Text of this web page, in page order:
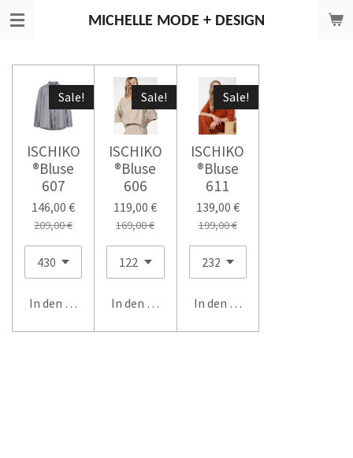
Zum
MICHELLE MODE + DESIGN
Sale!
ISCHIKO
®Bluse
607
146,00 €
209,00 €
In den Warenkorb
Sale!
ISCHIKO
®Bluse
606
119,00 €
169,00 €
In den Warenkorb
Sale!
ISCHIKO
®Bluse
611
139,00 €
199,00 €
In den Warenkorb